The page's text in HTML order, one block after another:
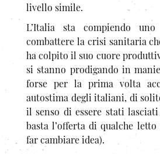
livello simile.
L’Italia sta compiendo
combattere la crisi sanitaria
ha colpito il suo cuore
si stanno prodigando in
forse per la prima volta
autostima degli italiani, di
il senso di essere stati
basta l’offerta di qualche
far cambiare idea).